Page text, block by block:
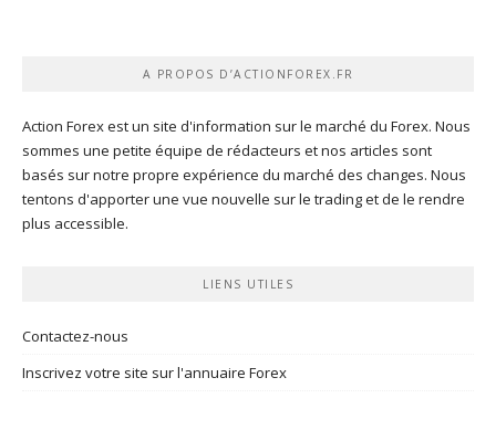
A PROPOS D’ACTIONFOREX.FR
Action Forex est un site d'information sur le marché du Forex. Nous
sommes une petite équipe de rédacteurs et nos articles sont
basés sur notre propre expérience du marché des changes. Nous
tentons d'apporter une vue nouvelle sur le trading et de le rendre
plus accessible.
LIENS UTILES
Contactez-nous
Inscrivez votre site sur l'annuaire Forex